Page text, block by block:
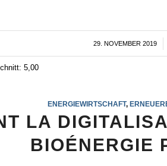
29. NOVEMBER 2019
/
5,00
ENERGIEWIRTSCHAFT,
LA
BIOÉNERGIE